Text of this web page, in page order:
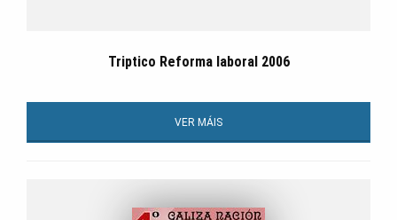
Triptico Reforma laboral 2006
VER MÁIS